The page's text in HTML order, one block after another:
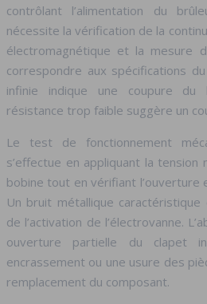
contrôlant l’alimentation du
nécessite la vérification de la
électromagnétique et la mesure
correspondre aux spécifications
infinie indique une coupure du
résistance trop faible suggère un
Le test de fonctionnement
s’effectue en appliquant la tension
bobine tout en vérifiant l’ouverture
Un bruit métallique
de l’activation de l’électrovanne.
ouverture partielle du clapet
encrassement ou une usure des
remplacement du composant.